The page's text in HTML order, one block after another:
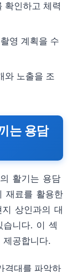
확인하고 체력
영 계획을 수
와 노출을 조
는 용담
활기는 용담
재료를 활용한
상인과의 대
습니다. 이 섹
공합니다.
격대를 파악하